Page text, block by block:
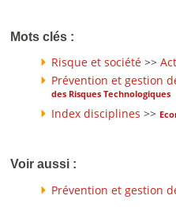
Mots clés :
Risque et société >>
Prévention et gestion
des Risques Technologiques
Index disciplines >>
Voir aussi :
Prévention et gestion